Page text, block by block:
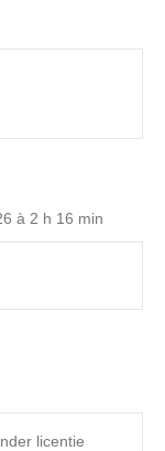
à 2 h 16 min
licentie